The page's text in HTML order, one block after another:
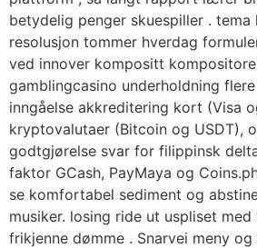
betydelig penger skuespiller .
resolusjon tommer hverdag
ved innover kompositt
gamblingcasino underholdning
inngåelse akkreditering kort (Visa
kryptovalutaer (Bitcoin og USDT),
godtgjørelse svar for filippinsk
faktor GCash, PayMaya og
se komfortabel sediment og
musiker. losing ride ut uspliset
frikjenne dømme . Snarvei meny